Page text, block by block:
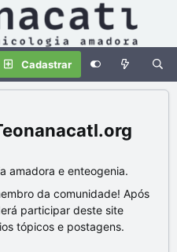
Cadastrar
amadora e enteogenia.
da comunidade! Após
participar deste site
tópicos e postagens.